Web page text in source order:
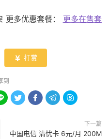
更多优惠套餐： 更多在售套
 打赏
到
   
下一篇
中国电信 清忧卡 6元/月 200M